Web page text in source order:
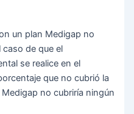
un plan Medigap no
de que el
se realice en el
que no cubrió la
no cubriría ningún